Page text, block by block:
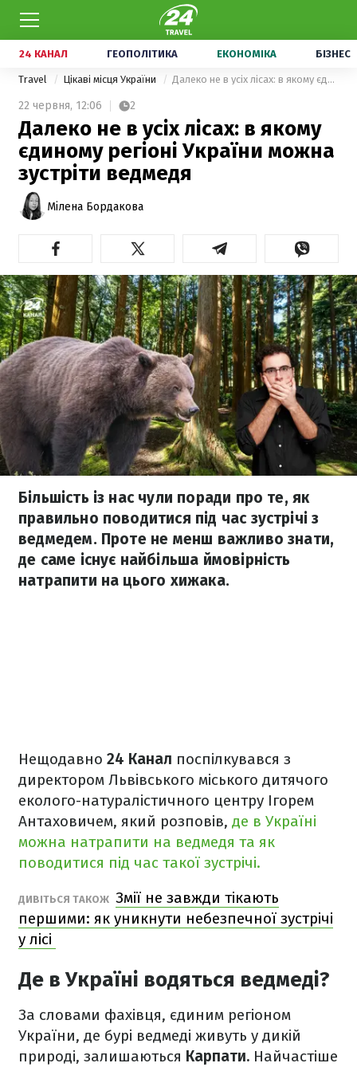
24 КАНАЛ ГЕОПОЛІТИКА ЕКОНОМІКА БІЗНЕС
Travel Цікаві місця України Далеко не в усіх лісах: в якому єдиному регіоні України можна зустріти ведмедя
22 червня, 12:06 2
Далеко не в усіх лісах: в якому
єдиному регіоні України можна
зустріти ведмедя
Мілена Бордакова
Більшість із нас чули поради про те, як
правильно поводитися під час зустрічі з
ведмедем. Проте не менш важливо знати,
де саме існує найбільша ймовірність
натрапити на цього хижака.
Нещодавно 24 Канал поспілкувався з
директором Львівського міського дитячого
еколого-натуралістичного центру Ігорем
Антаховичем, який розповів, де в Україні
можна натрапити на ведмедя та як
поводитися під час такої зустрічі.
ДИВІТЬСЯ ТАКОЖ Змії не завжди тікають
першими: як уникнути небезпечної зустрічі
у лісі
Де в Україні водяться ведмеді?
За словами фахівця, єдиним регіоном
України, де бурі ведмеді живуть у дикій
природі, залишаються Карпати. Найчастіше